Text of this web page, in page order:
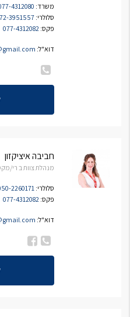
משרד: 4312080
סלולרי:3951557
פקס: 077-4312082
דוא"ל:
חביבה איציקזון
מנהלת צוות ב רי/
סלולרי: 2260171
פקס: 077-4312082
דוא"ל: